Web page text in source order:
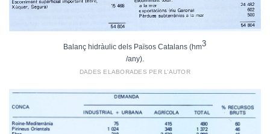
Balanç hidràulic dels Països Catalans (hm3
/any).
DADES ELABORADES PER L’AUTOR